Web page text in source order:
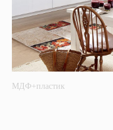
МДФ+пластик